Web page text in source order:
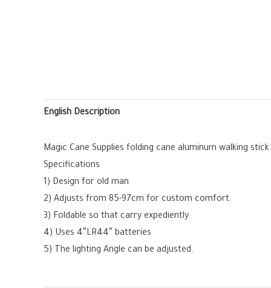
English Description
Magic Cane Supplies folding cane aluminum walking
Specifications
1) Design for old man
2) Adjusts from 85-97cm for custom comfort.
3) Foldable so that carry expediently
4) Uses 4″LR44″ batteries
5) The lighting Angle can be adjusted.